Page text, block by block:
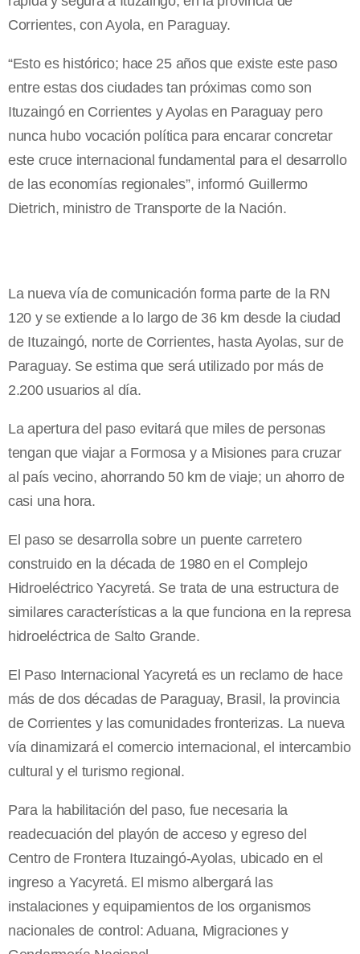
Corrientes, con Ayola, en Paraguay.
“Esto es histórico; hace 25 años que existe este paso
entre estas dos ciudades tan próximas como son
Ituzaingó en Corrientes y Ayolas en Paraguay pero
nunca hubo vocación política para encarar concretar
este cruce internacional fundamental para el desarrollo
de las economías regionales”, informó Guillermo
Dietrich, ministro de Transporte de la Nación.
La nueva vía de comunicación forma parte de la RN
120 y se extiende a lo largo de 36 km desde la ciudad
de Ituzaingó, norte de Corrientes, hasta Ayolas, sur de
Paraguay. Se estima que será utilizado por más de
2.200 usuarios al día.
La apertura del paso evitará que miles de personas
tengan que viajar a Formosa y a Misiones para cruzar
al país vecino, ahorrando 50 km de viaje; un ahorro de
casi una hora.
El paso se desarrolla sobre un puente carretero
construido en la década de 1980 en el Complejo
Hidroeléctrico Yacyretá. Se trata de una estructura de
similares características a la que funciona en la represa
hidroeléctrica de Salto Grande.
El Paso Internacional Yacyretá es un reclamo de hace
más de dos décadas de Paraguay, Brasil, la provincia
de Corrientes y las comunidades fronterizas. La nueva
vía dinamizará el comercio internacional, el intercambio
cultural y el turismo regional.
Para la habilitación del paso, fue necesaria la
readecuación del playón de acceso y egreso del
Centro de Frontera Ituzaingó-Ayolas, ubicado en el
ingreso a Yacyretá. El mismo albergará las
instalaciones y equipamientos de los organismos
nacionales de control: Aduana, Migraciones y